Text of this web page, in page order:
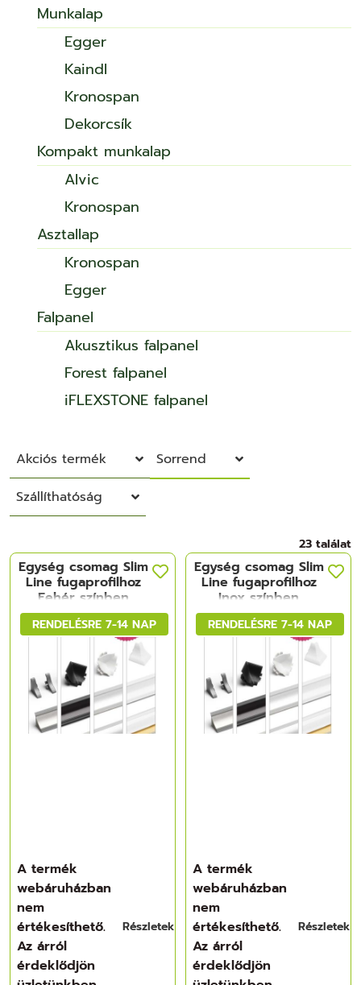
Munkalap
Egger
Kaindl
Kronospan
Dekorcsík
Kompakt munkalap
Alvic
Kronospan
Asztallap
Kronospan
Egger
Falpanel
Akusztikus falpanel
Forest falpanel
iFLEXSTONE falpanel
Akciós termék
Sorrend
Szállíthatóság
23 találat
RENDELÉSRE 7-14 NAP
Egység csomag Slim
Line fugaprofilhoz
Fehér színben
A termék
webáruházban
nem
értékesíthető.
Az árról
érdeklődjön
Részletek
RENDELÉSRE 7-14 NAP
Egység csomag Slim
Line fugaprofilhoz
Inox színben
A termék
webáruházban
nem
értékesíthető.
Az árról
érdeklődjön
Részletek